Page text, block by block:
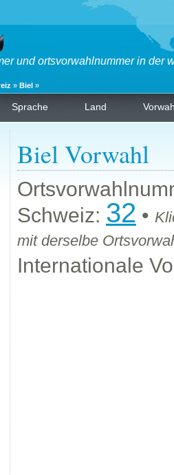
und ortsvorwahlnummer in der
» Biel »
Sprache Land
Biel Vorwahl
Schweiz: 32 •
mit derselbe
Internationale